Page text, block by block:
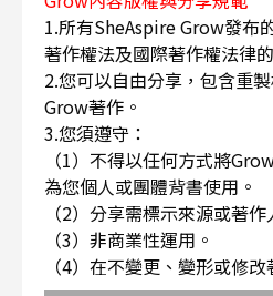
1.所有SheAspire Grow發布
著作權法及國際著作權法律
2.您可以自由分享，包含重
Grow著作。
3.您須遵守：
（1）不得以任何方式將
為您個人或團體背書使用。
（2）分享需標示來源或著
（3）非商業性運用。
（4）在不變更、變形或修